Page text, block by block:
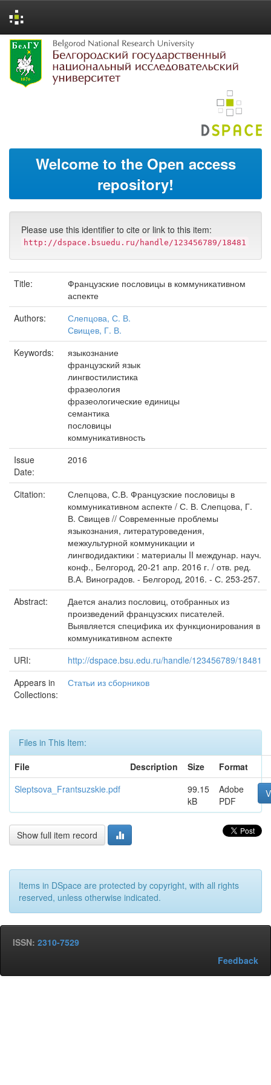
Skip
navigation
Welcome to the Open access
repository!
Please use this identifier to cite or link to this item:
http://dspace.bsuedu.ru/handle/123456789/18481
Title:
Французские пословицы в коммуникативном
аспекте
Authors:
Слепцова, С. В.
Свищев, Г. В.
Keywords:
языкознание
французский язык
лингвостилистика
фразеология
фразеологические единицы
семантика
пословицы
коммуникативность
Issue
Date:
2016
Citation:
Слепцова, С.В. Французские пословицы в
коммуникативном аспекте / С. В. Слепцова, Г.
В. Свищев // Современные проблемы
языкознания, литературоведения,
межкультурной коммуникации и
лингводидактики : материалы II междунар. науч.
конф., Белгород, 20-21 апр. 2016 г. / отв. ред.
В.А. Виноградов. - Белгород, 2016. - С. 253-257.
Abstract:
Дается анализ пословиц, отобранных из
произведений французских писателей.
Выявляется специфика их функционирования в
коммуникативном аспекте
URI:
http://dspace.bsu.edu.ru/handle/123456789/18481
Appears in
Collections:
Статьи из сборников
Files in This Item:
File
Description Size
Format
Sleptsova_Frantsuzskie.pdf
99.15
kB
Adobe
PDF
Show full item record
Items in DSpace are protected by copyright, with all rights
reserved, unless otherwise indicated.
ISSN: 2310-7529
Feedback